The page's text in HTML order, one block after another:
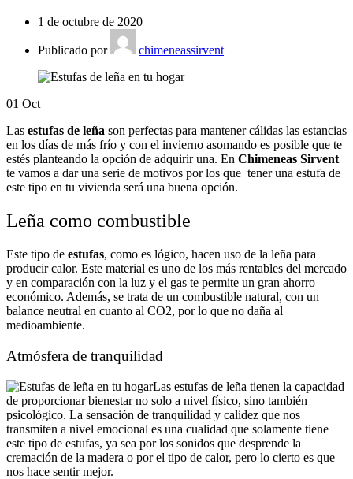
1 de octubre de 2020
Publicado por chimeneassirvent
01 Oct
Las estufas de leña son perfectas para mantener cálidas las estancias
en los días de más frío y con el invierno asomando es posible que te
estés planteando la opción de adquirir una. En Chimeneas Sirvent
te vamos a dar una serie de motivos por los que tener una estufa de
este tipo en tu vivienda será una buena opción.
Leña como combustible
Este tipo de estufas, como es lógico, hacen uso de la leña para
producir calor. Este material es uno de los más rentables del mercado
y en comparación con la luz y el gas te permite un gran ahorro
económico. Además, se trata de un combustible natural, con un
balance neutral en cuanto al CO2, por lo que no daña al
medioambiente.
Atmósfera de tranquilidad
Las estufas de leña tienen la capacidad
de proporcionar bienestar no solo a nivel físico, sino también
psicológico. La sensación de tranquilidad y calidez que nos
transmiten a nivel emocional es una cualidad que solamente tiene
este tipo de estufas, ya sea por los sonidos que desprende la
cremación de la madera o por el tipo de calor, pero lo cierto es que
nos hace sentir mejor.